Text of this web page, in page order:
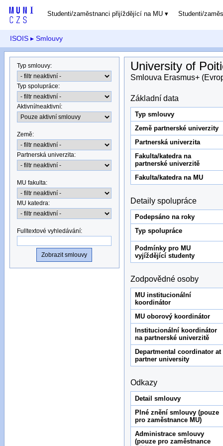
Studenti/zaměstnanci přijíždějící na MU Studenti/
ISOIS ▸ Smlouvy
Typ smlouvy:
Typ spolupráce:
Aktivní/neaktivní:
Země:
Partnerská univerzita:
MU fakulta:
MU katedra:
Fulltextové vyhledávání:
University of
Smlouva Erasmus+
Základní data
Typ smlouvy
Země partnerské univerzity
Partnerská univerzita
Fakulta/katedra na
partnerské univerzitě
Fakulta/katedra na MU
Detaily spolupráce
Podepsáno na roky
Typ spolupráce
Podmínky pro MU
vyjíždějící studenty
Zodpovědné osoby
MU institucionální
koordinátor
MU oborový koordinátor
Institucionální koordinátor
na partnerské univerzitě
Departmental coordinator at
partner university
Odkazy
Detail smlouvy
Plné znění smlouvy (pouze
pro zaměstnance MU)
Administrace smlouvy
(pouze pro zaměstnance